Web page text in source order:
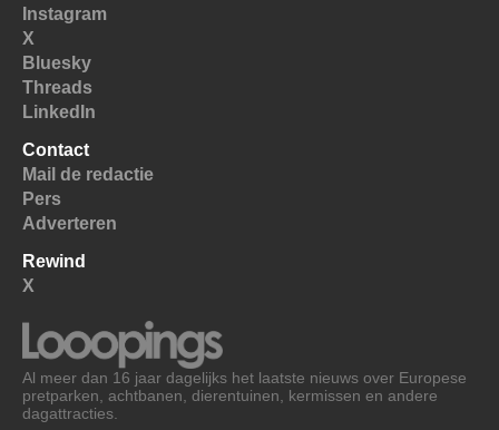
Instagram
X
Bluesky
Threads
LinkedIn
Contact
Mail de redactie
Pers
Adverteren
Rewind
X
Al meer dan 16 jaar dagelijks het laatste nieuws over Europese
pretparken, achtbanen, dierentuinen, kermissen en andere
dagattracties.